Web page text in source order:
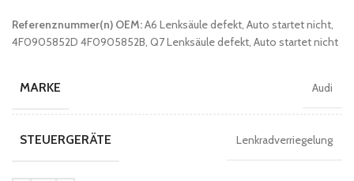
Referenznummer(n) OEM:A6 Lenksäule defekt, Auto startet nicht,
4F0905852D 4F0905852B, Q7 Lenksäule defekt, Auto startet nicht
MARKE Audi
STEUERGERÄTE Lenkradverriegelung